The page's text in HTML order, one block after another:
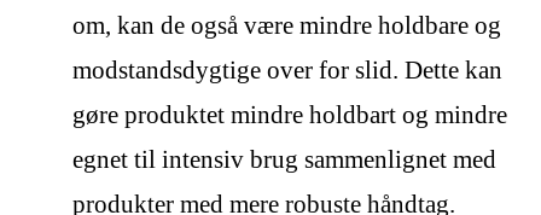
om, kan de også være mindre holdbare og
modstandsdygtige over for slid. Dette kan
gøre produktet mindre holdbart og mindre
egnet til intensiv brug sammenlignet med
produkter med mere robuste håndtag.